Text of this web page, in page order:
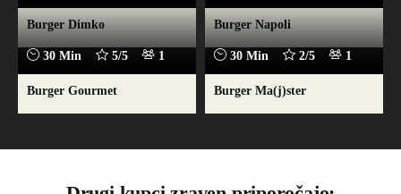
Burger Dimko Burger Napoli
30 Min 5/5 1
Burger Gourmet
30 Min 2/5 1
Burger Ma(j)ster